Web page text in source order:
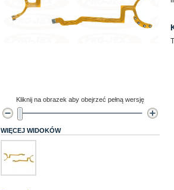
Kliknij na obrazek aby obejrzeć pełną wersję
WIĘCEJ WIDOKÓW